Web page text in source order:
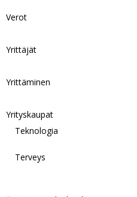
Verot
Yrittäjät
Yrittäminen
Yrityskaupat
Teknologia
Terveys